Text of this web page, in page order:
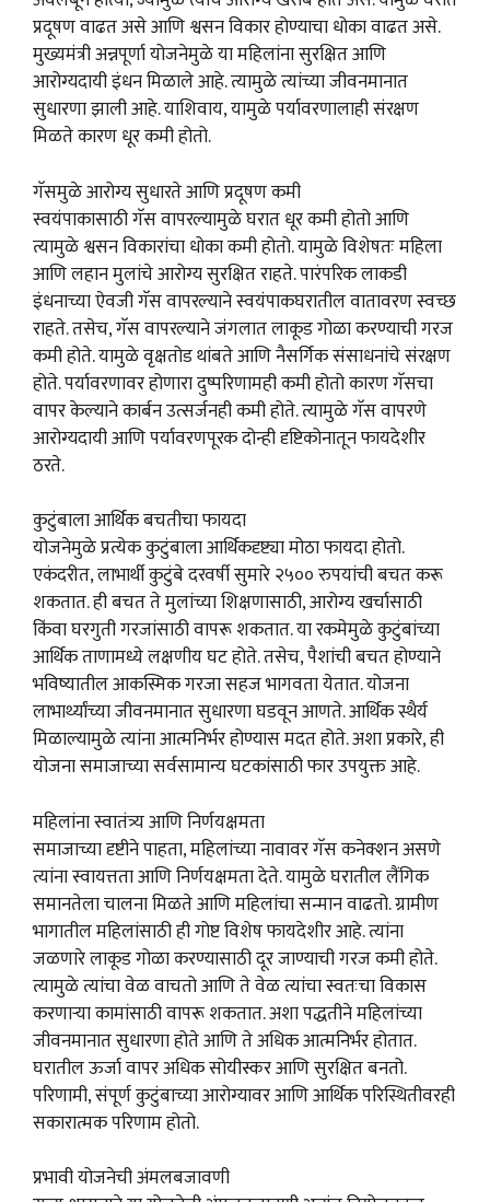
प्रदूषण वाढत असे आणि श्वसन विकार होण्याचा धोका वाढत असे.
मुख्यमंत्री अन्नपूर्णा योजनेमुळे या महिलांना सुरक्षित आणि
आरोग्यदायी इंधन मिळाले आहे. त्यामुळे त्यांच्या जीवनमानात
सुधारणा झाली आहे. याशिवाय, यामुळे पर्यावरणालाही संरक्षण
मिळते कारण धूर कमी होतो.
गॅसमुळे आरोग्य सुधारते आणि प्रदूषण कमी
स्वयंपाकासाठी गॅस वापरल्यामुळे घरात धूर कमी होतो आणि
त्यामुळे श्वसन विकारांचा धोका कमी होतो. यामुळे विशेषतः महिला
आणि लहान मुलांचे आरोग्य सुरक्षित राहते. पारंपरिक लाकडी
इंधनाच्या ऐवजी गॅस वापरल्याने स्वयंपाकघरातील वातावरण स्वच्छ
राहते. तसेच, गॅस वापरल्याने जंगलात लाकूड गोळा करण्याची गरज
कमी होते. यामुळे वृक्षतोड थांबते आणि नैसर्गिक संसाधनांचे संरक्षण
होते. पर्यावरणावर होणारा दुष्परिणामही कमी होतो कारण गॅसचा
वापर केल्याने कार्बन उत्सर्जनही कमी होते. त्यामुळे गॅस वापरणे
आरोग्यदायी आणि पर्यावरणपूरक दोन्ही दृष्टिकोनातून फायदेशीर
ठरते.
कुटुंबाला आर्थिक बचतीचा फायदा
योजनेमुळे प्रत्येक कुटुंबाला आर्थिकदृष्ट्या मोठा फायदा होतो.
एकंदरीत, लाभार्थी कुटुंबे दरवर्षी सुमारे २५०० रुपयांची बचत करू
शकतात. ही बचत ते मुलांच्या शिक्षणासाठी, आरोग्य खर्चासाठी
किंवा घरगुती गरजांसाठी वापरू शकतात. या रकमेमुळे कुटुंबांच्या
आर्थिक ताणामध्ये लक्षणीय घट होते. तसेच, पैशांची बचत होण्याने
भविष्यातील आकस्मिक गरजा सहज भागवता येतात. योजना
लाभार्थ्यांच्या जीवनमानात सुधारणा घडवून आणते. आर्थिक स्थैर्य
मिळाल्यामुळे त्यांना आत्मनिर्भर होण्यास मदत होते. अशा प्रकारे, ही
योजना समाजाच्या सर्वसामान्य घटकांसाठी फार उपयुक्त आहे.
महिलांना स्वातंत्र्य आणि निर्णयक्षमता
समाजाच्या दृष्टीने पाहता, महिलांच्या नावावर गॅस कनेक्शन असणे
त्यांना स्वायत्तता आणि निर्णयक्षमता देते. यामुळे घरातील लैंगिक
समानतेला चालना मिळते आणि महिलांचा सन्मान वाढतो. ग्रामीण
भागातील महिलांसाठी ही गोष्ट विशेष फायदेशीर आहे. त्यांना
जळणारे लाकूड गोळा करण्यासाठी दूर जाण्याची गरज कमी होते.
त्यामुळे त्यांचा वेळ वाचतो आणि ते वेळ त्यांचा स्वतःचा विकास
करणाऱ्या कामांसाठी वापरू शकतात. अशा पद्धतीने महिलांच्या
जीवनमानात सुधारणा होते आणि ते अधिक आत्मनिर्भर होतात.
घरातील ऊर्जा वापर अधिक सोयीस्कर आणि सुरक्षित बनतो.
परिणामी, संपूर्ण कुटुंबाच्या आरोग्यावर आणि आर्थिक परिस्थितीवरही
सकारात्मक परिणाम होतो.
प्रभावी योजनेची अंमलबजावणी